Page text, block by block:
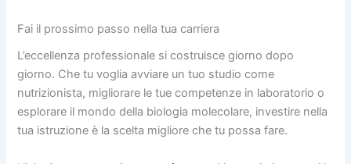
Fai il prossimo passo nella tua carriera
L’eccellenza professionale si costruisce giorno dopo
giorno. Che tu voglia avviare un tuo studio come
nutrizionista, migliorare le tue competenze in laboratorio o
esplorare il mondo della biologia molecolare, investire nella
tua istruzione è la scelta migliore che tu possa fare.